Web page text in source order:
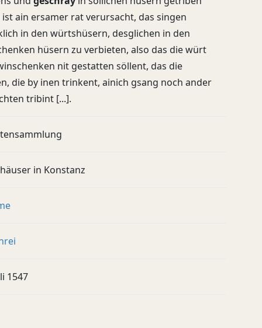
ain ersamer rat verursacht, das singen
in den würtshüsern, desglichen in den
hüsern zu verbieten, also das die würt
nit gestatten söllent, das die
die by inen trinkent, ainich gsang noch ander
tribint [...].
in Konstanz
1547